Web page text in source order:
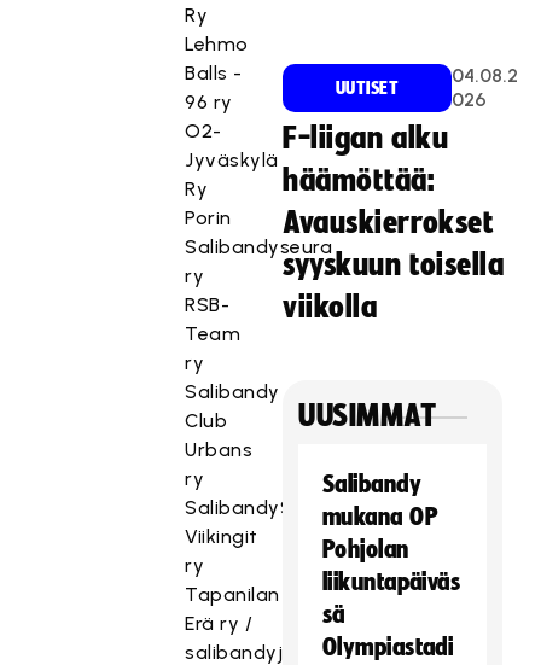
Ry
Lehmo
Balls -
96 ry
O2-
Jyväskylä
Ry
Porin
Salibandyseura
ry
RSB-
Team
ry
Salibandy
Club
Urbans
ry
SalibandySeura
Viikingit
ry
Tapanilan
Erä ry /
salibandyjaosto
UUTISET
04.08.2
026
F-liigan alku
häämöttää:
Avauskierrokset
syyskuun toisella
viikolla
UUSIMMAT
Salibandy
mukana OP
Pohjolan
liikuntapäiväs
sä
Olympiastadi